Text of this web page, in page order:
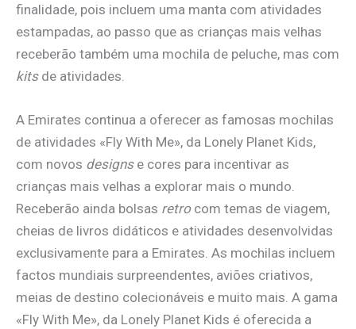
finalidade, pois incluem uma manta com atividades
estampadas, ao passo que as crianças mais velhas
receberão também uma mochila de peluche, mas com
kitsde atividades.
A Emirates continua a oferecer as famosas mochilas
de atividades «Fly With Me», da Lonely Planet Kids,
com novos designse cores para incentivar as
crianças mais velhas a explorar mais o mundo.
Receberão ainda bolsas retrocom temas de viagem,
cheias de livros didáticos e atividades desenvolvidas
exclusivamente para a Emirates. As mochilas incluem
factos mundiais surpreendentes, aviões criativos,
meias de destino colecionáveis e muito mais. A gama
«Fly With Me», da Lonely Planet Kids é oferecida a